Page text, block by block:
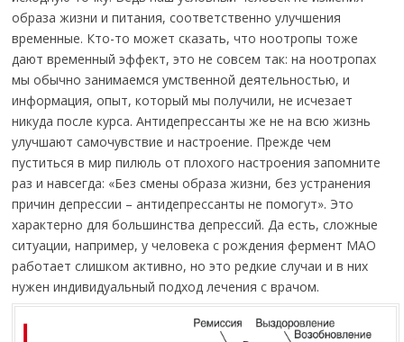
образа жизни и питания, соответственно улучшения
временные. Кто-то может сказать, что ноотропы тоже
дают временный эффект, это не совсем так: на ноотропах
мы обычно занимаемся умственной деятельностью, и
информация, опыт, который мы получили, не исчезает
никуда после курса. Антидепрессанты же не на всю жизнь
улучшают самочувствие и настроение. Прежде чем
пуститься в мир пилюль от плохого настроения запомните
раз и навсегда: «Без смены образа жизни, без устранения
причин депрессии – антидепрессанты не помогут». Это
характерно для большинства депрессий. Да есть, сложные
ситуации, например, у человека с рождения фермент МАО
работает слишком активно, но это редкие случаи и в них
нужен индивидуальный подход лечения с врачом.